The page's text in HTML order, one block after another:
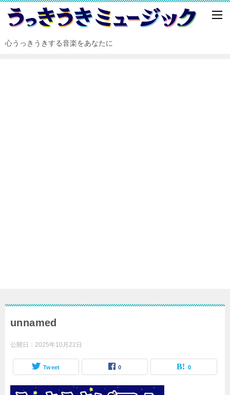
心うっきうきする音楽をあなたに
unnamed
公開日： 2025年10月22日
Tweet 0 0